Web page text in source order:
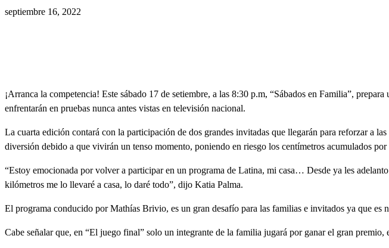
septiembre 16, 2022
¡Arranca la competencia! Este sábado 17 de setiembre, a las 8:30 p.m, “Sábados en Familia”,
enfrentarán en pruebas nunca antes vistas en televisión nacional.
La cuarta edición contará con la participación de dos grandes invitadas que llegarán para reforzar a
diversión debido a que vivirán un tenso momento, poniendo en riesgo los centímetros acumulados por
“Estoy emocionada por volver a participar en un programa de Latina, mi casa… Desde ya les
kilómetros me lo llevaré a casa, lo daré todo”, dijo Katia Palma.
El programa conducido por Mathías Brivio, es un gran desafío para las familias e invitados ya que es
Cabe señalar que, en “El juego final” solo un integrante de la familia jugará por ganar el gran